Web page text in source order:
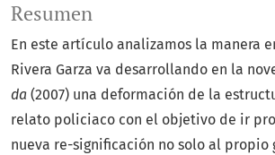
Resumen
En este artículo analizamos la manera
Rivera Garza va desarrollando en la
da (2007) una deformación de la
relato policiaco con el objetivo de ir
nueva re-significación no solo al propio